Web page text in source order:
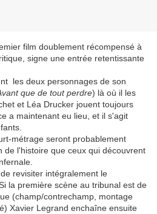
film doublement récompensé à
signe une entrée retentissante
les deux personnages de son
que de tout perdre) là où il les
et Léa Drucker jouent toujours
a maintenant eu lieu, et il s'agit
métrage seront probablement
de l'histoire que ceux qui découvrent
revisiter intégralement le
la première scène au tribunal est de
(champ/contrechamp, montage
Xavier Legrand enchaîne ensuite